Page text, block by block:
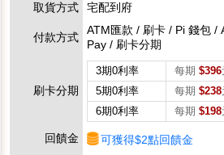
取貨方式 宅配到府
付款方式
ATM匯款 / 刷卡 / Pi 錢包 /
Pay / 刷卡分期
刷卡分期
3期0利率 每期 $396
5期0利率
每期 $238
6期0利率
每期 $198
回饋金 可獲得$2點回饋金